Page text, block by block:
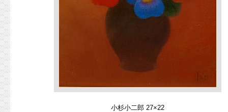
小杉小二郎 27×22